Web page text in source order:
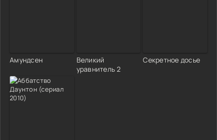
Амундсен
Великий
уравнитель 2
Секретное досье